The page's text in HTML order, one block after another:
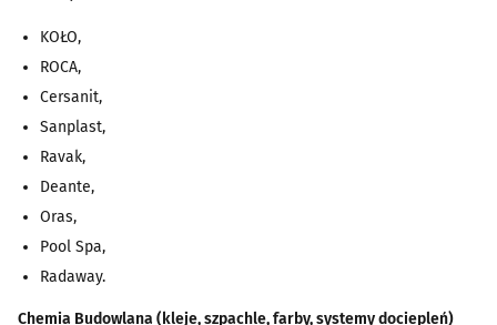
KOŁO,
ROCA,
Cersanit,
Sanplast,
Ravak,
Deante,
Oras,
Pool Spa,
Radaway.
Chemia Budowlana (kleje, szpachle, farby, systemy dociepleń)